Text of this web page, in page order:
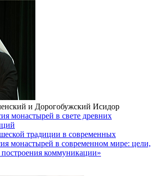
и Дорогобужский Исидор
монастырей в свете древних
традиции в современных
монастырей в современном мире: цели,
коммуникации»